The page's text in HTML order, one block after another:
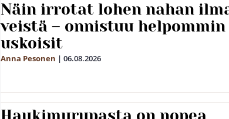
Näin irrotat lohen nahan
veistä – onnistuu
uskoisit
Anna Pesonen | 06.08.2026